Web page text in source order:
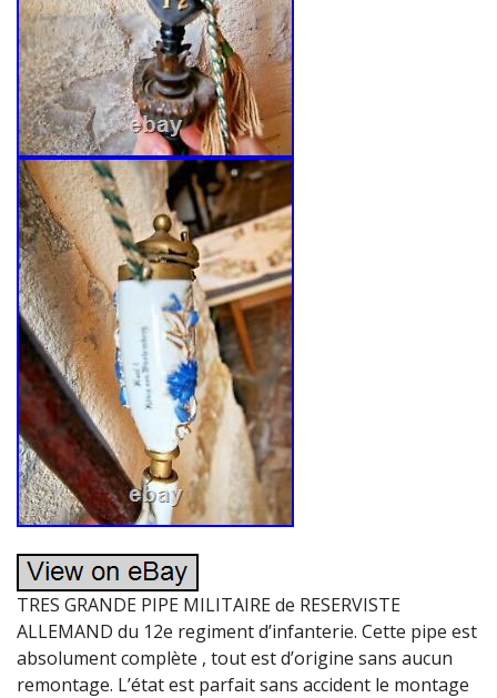
TRES GRANDE PIPE MILITAIRE de RESERVISTE
ALLEMAND du 12e regiment d’infanterie. Cette pipe est
absolument complète , tout est d’origine sans aucun
remontage. L’état est parfait sans accident le montage